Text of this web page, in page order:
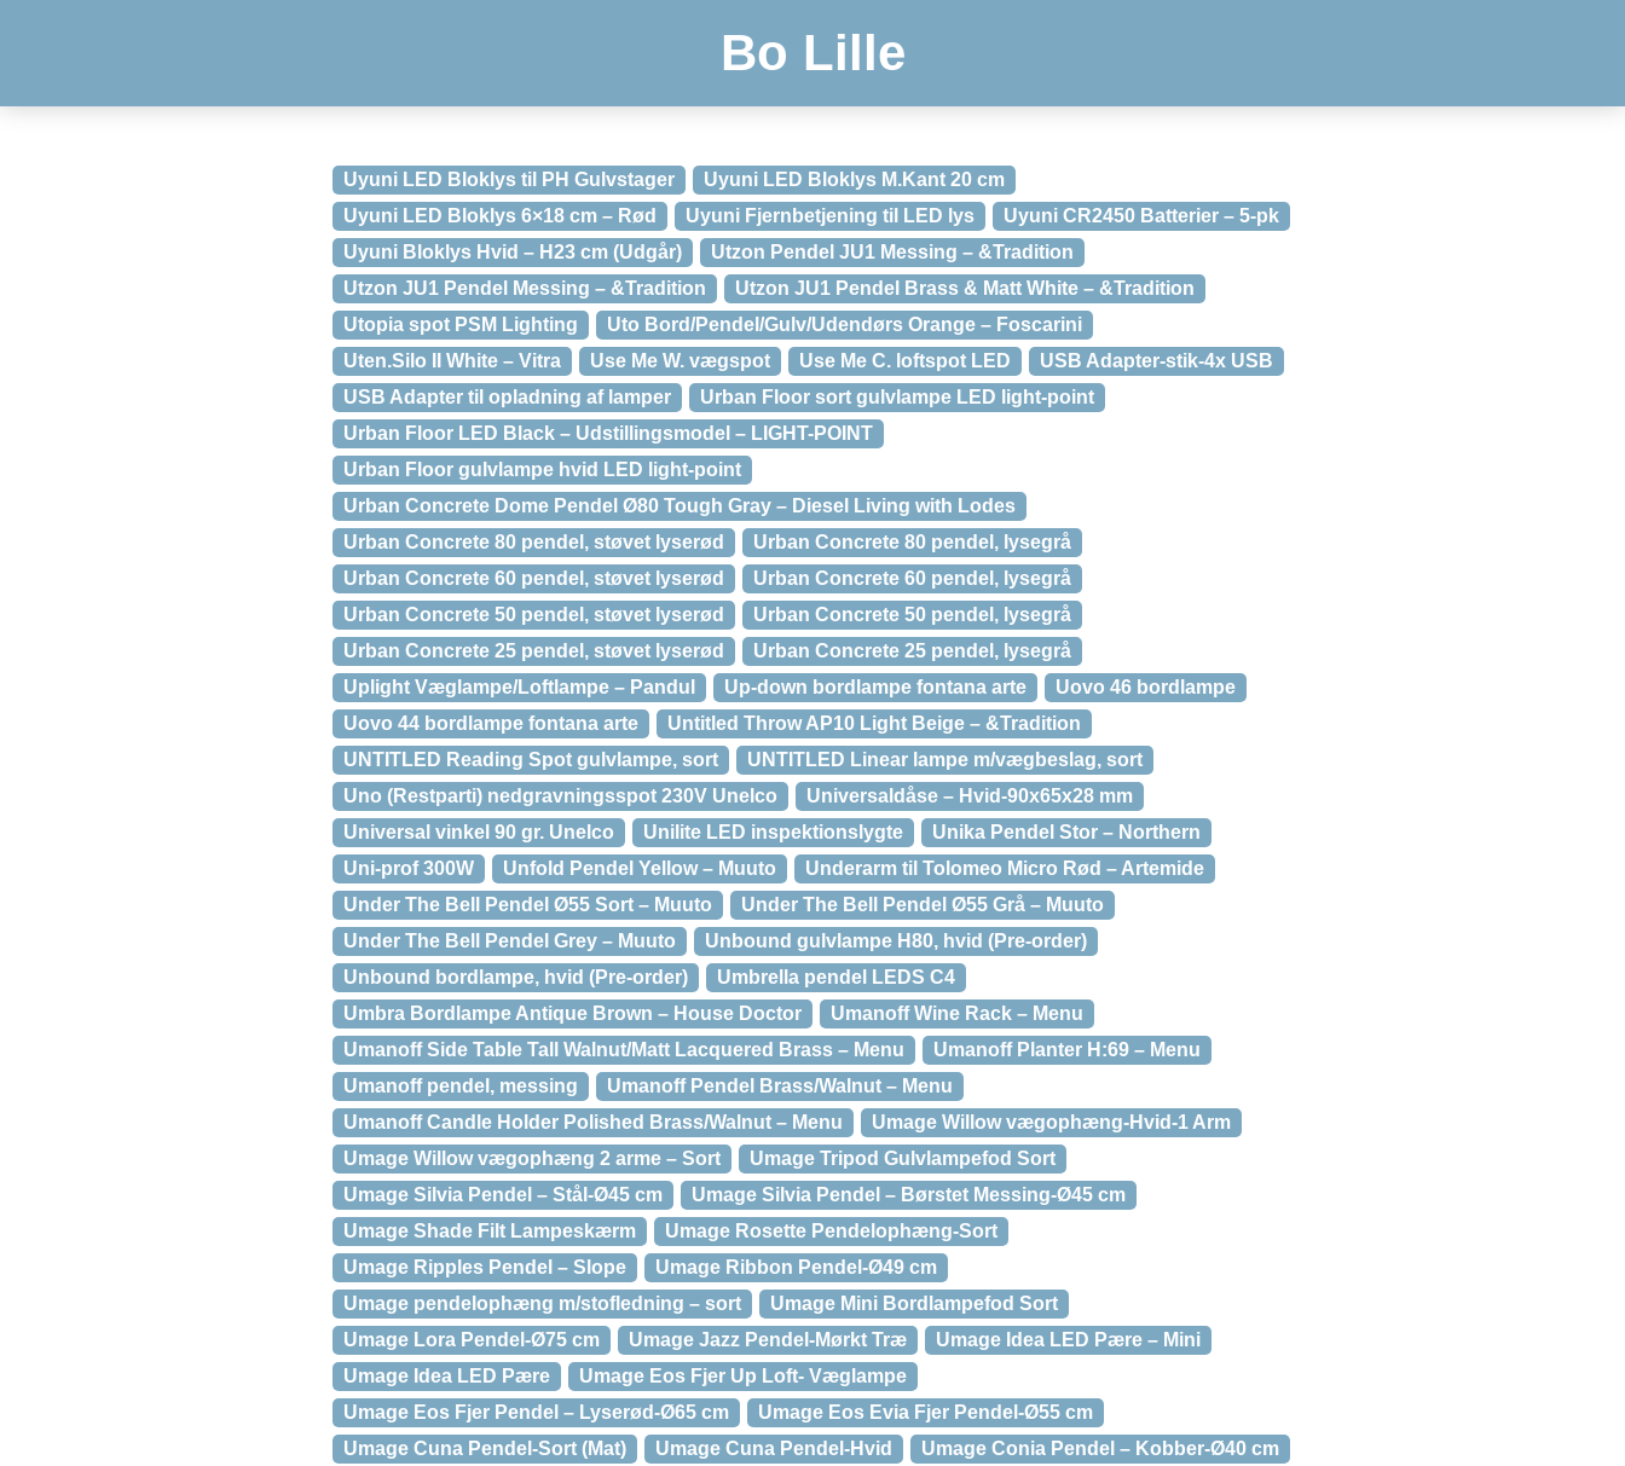
Bo Lille
Uyuni LED Bloklys til PH Gulvstager
Uyuni LED Bloklys M.Kant 20 cm
Uyuni LED Bloklys 6×18 cm – Rød
Uyuni Fjernbetjening til LED lys
Uyuni CR2450 Batterier – 5-pk
Uyuni Bloklys Hvid – H23 cm (Udgår)
Utzon Pendel JU1 Messing – &Tradition
Utzon JU1 Pendel Messing – &Tradition
Utzon JU1 Pendel Brass & Matt White – &Tradition
Utopia spot PSM Lighting
Uto Bord/Pendel/Gulv/Udendørs Orange – Foscarini
Uten.Silo II White – Vitra
Use Me W. vægspot Use Me C. loftspot LED
USB Adapter-stik-4x USB
USB Adapter til opladning af lamper
Urban Floor sort gulvlampe LED light-point
Urban Floor LED Black – Udstillingsmodel – LIGHT-POINT
Urban Floor gulvlampe hvid LED light-point
Urban Concrete Dome Pendel Ø80 Tough Gray – Diesel Living with Lodes
Urban Concrete 80 pendel, støvet lyserød
Urban Concrete 80 pendel, lysegrå
Urban Concrete 60 pendel, støvet lyserød
Urban Concrete 60 pendel, lysegrå
Urban Concrete 50 pendel, støvet lyserød
Urban Concrete 50 pendel, lysegrå
Urban Concrete 25 pendel, støvet lyserød
Urban Concrete 25 pendel, lysegrå
Uplight Væglampe/Loftlampe – Pandul
Up-down bordlampe fontana arte
Uovo 46 bordlampe
Uovo 44 bordlampe fontana arte
Untitled Throw AP10 Light Beige – &Tradition
UNTITLED Reading Spot gulvlampe, sort
UNTITLED Linear lampe m/vægbeslag, sort
Uno (Restparti) nedgravningsspot 230V Unelco
Universaldåse – Hvid-90x65x28 mm
Universal vinkel 90 gr. Unelco
Unilite LED inspektionslygte
Unika Pendel Stor – Northern
Uni-prof 300W
Unfold Pendel Yellow – Muuto
Underarm til Tolomeo Micro Rød – Artemide
Under The Bell Pendel Ø55 Sort – Muuto
Under The Bell Pendel Ø55 Grå – Muuto
Under The Bell Pendel Grey – Muuto
Unbound gulvlampe H80, hvid (Pre-order)
Unbound bordlampe, hvid (Pre-order)
Umbrella pendel LEDS C4
Umbra Bordlampe Antique Brown – House Doctor
Umanoff Wine Rack – Menu
Umanoff Side Table Tall Walnut/Matt Lacquered Brass – Menu
Umanoff Planter H:69 – Menu
Umanoff pendel, messing
Umanoff Pendel Brass/Walnut – Menu
Umanoff Candle Holder Polished Brass/Walnut – Menu
Umage Willow vægophæng-Hvid-1 Arm
Umage Willow vægophæng 2 arme – Sort
Umage Tripod Gulvlampefod Sort
Umage Silvia Pendel – Stål-Ø45 cm
Umage Silvia Pendel – Børstet Messing-Ø45 cm
Umage Shade Filt Lampeskærm
Umage Rosette Pendelophæng-Sort
Umage Ripples Pendel – Slope
Umage Ribbon Pendel-Ø49 cm
Umage pendelophæng m/stofledning – sort
Umage Mini Bordlampefod Sort
Umage Lora Pendel-Ø75 cm
Umage Jazz Pendel-Mørkt Træ
Umage Idea LED Pære – Mini
Umage Idea LED Pære
Umage Eos Fjer Up Loft- Væglampe
Umage Eos Fjer Pendel – Lyserød-Ø65 cm
Umage Eos Evia Fjer Pendel-Ø55 cm
Umage Cuna Pendel-Sort (Mat)
Umage Cuna Pendel-Hvid
Umage Conia Pendel – Kobber-Ø40 cm